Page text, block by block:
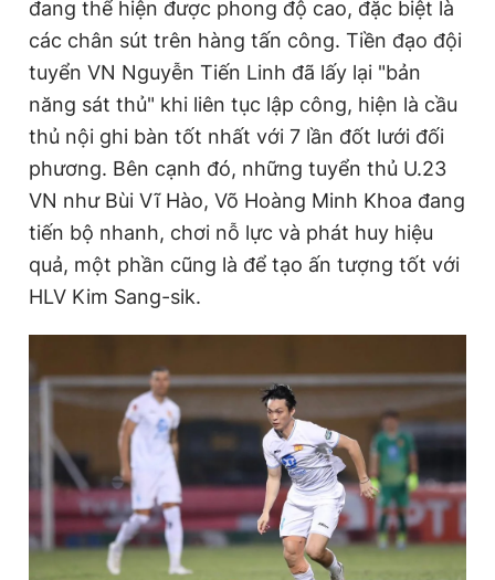
đang thể hiện được phong độ cao, đặc biệt là
các chân sút trên hàng tấn công. Tiền đạo đội
tuyển VN Nguyễn Tiến Linh đã lấy lại "bản
năng sát thủ" khi liên tục lập công, hiện là cầu
thủ nội ghi bàn tốt nhất với 7 lần đốt lưới đối
phương. Bên cạnh đó, những tuyển thủ U.23
VN như Bùi Vĩ Hào, Võ Hoàng Minh Khoa đang
tiến bộ nhanh, chơi nỗ lực và phát huy hiệu
quả, một phần cũng là để tạo ấn tượng tốt với
HLV Kim Sang-sik.